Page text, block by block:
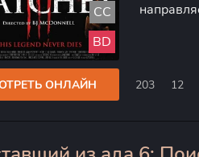
CC
BD
ОНЛАЙН 203 12